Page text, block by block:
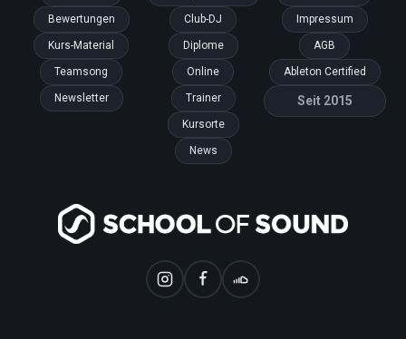
Bewertungen
Kurs-Material
Teamsong
Newsletter
Club-DJ
Diplome
Online
Trainer
Kursorte
News
Impressum
AGB
Ableton Certified
Seit 2015